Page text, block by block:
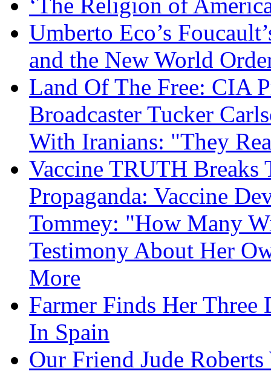
‘The Religion of
Umberto Eco’s
and the New World
Land Of The Free: CIA
Broadcaster Tucker
With Iranians: "They
Vaccine TRUTH
Propaganda: Vaccine
Tommey: "How Many
Testimony About Her
More
Farmer Finds Her
In Spain
Our Friend Jude